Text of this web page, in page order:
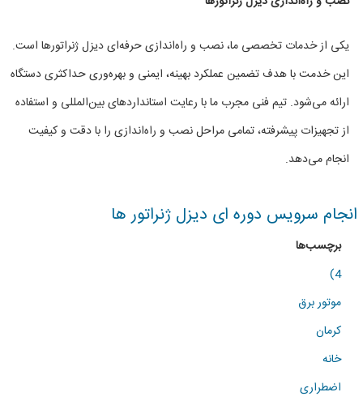
راندازی
دیزل
ژنراتور
ها
یکی از خدمات تخصصی ما، نصب و راه‌اندازی حرفه‌ای دیزل ژنراتورها است.
این خدمت با هدف تضمین عملکرد بهینه، ایمنی و بهره‌وری حداکثری دستگاه
ارائه می‌شود. تیم فنی مجرب ما با رعایت استانداردهای بین‌المللی و استفاده
از تجهیزات پیشرفته، تمامی مراحل نصب و راه‌اندازی را با دقت و کیفیت
انجام می‌دهد.
انجام سرویس دوره ای دیزل ژنراتور ها
برچسب‌ها
4)
موتور برق
کرمان
خانه
اضطراری